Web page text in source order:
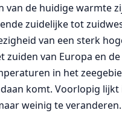
van de huidige warmte
zuidelijke tot
van een sterk
zuiden van Europa en
in het
komt. Voorlopig lijkt
weinig te veranderen.